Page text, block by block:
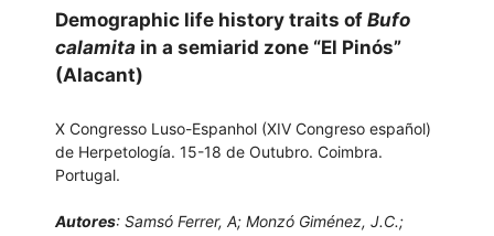
Demographic life history traits of Bufo
calamita in a semiarid zone “El Pinós”
(Alacant)
X Congresso Luso-Espanhol (XIV Congreso español)
de Herpetología. 15-18 de Outubro. Coimbra.
Portugal.
Autores: Samsó Ferrer, A; Monzó Giménez, J.C.;